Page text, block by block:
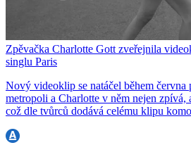
Zpěvačka Charlotte Gott zveřejnila
singlu Paris
Nový videoklip se natáčel během června
metropoli a Charlotte v něm nejen zpívá,
což dle tvůrců dodává celému klipu